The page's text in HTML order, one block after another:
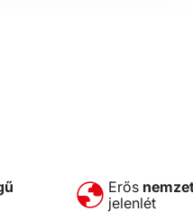
Erős
jelenlét